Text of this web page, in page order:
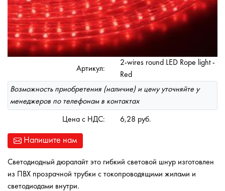
Артикул:
2-wires round LED Rope light -
Red
Возможность приобретения (наличие) и цену уточняйте у
менеджеров по телефонам в контактах
Цена с НДС: 6,28 руб.
Напишите нам
Светодиодный дюралайт это гибкий световой шнур изготовлен
из ПВХ прозрачной трубки с токопроводящими жилами и
светодиодами внутри.